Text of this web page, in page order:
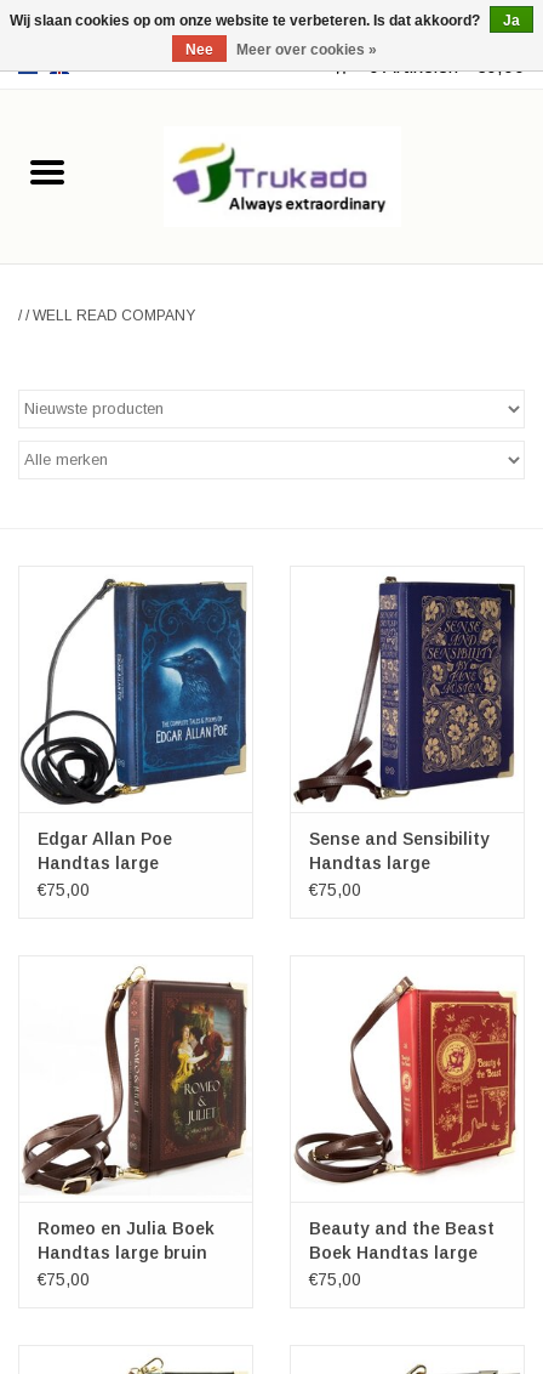
USD 0 Artikelen - €0,00
Leer
Merchandise
Gothic Steampunk
Veronese Design
Giftware & Lifestyle &
Collectables
Bezoek ons
Nieuw
Aanbiedingen
//WELL READ COMPANY
Edgar Allan Poe
Handtas large
€75,00
Sense and Sensibility
Handtas large
€75,00
Romeo en Julia Boek
Handtas large bruin
€75,00
Beauty and the Beast
Boek Handtas large
rood
€75,00
Wij slaan cookies op om onze website te verbeteren. Is dat akkoord?
Ja
Nee
Meer over cookies »